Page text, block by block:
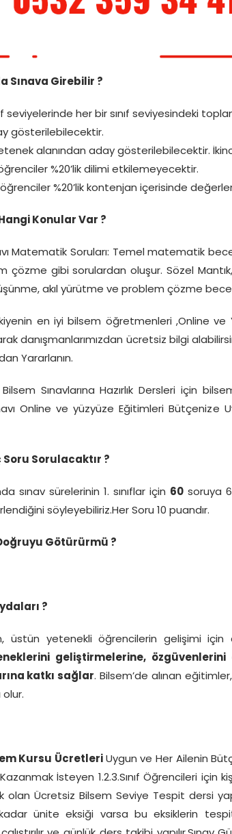
Sınava Girebilir ?
seviyelerinde her bir sınıf seviyesindeki
gösterilebilecektir.
alanından aday gösterilebilecektir.
%20’lik dilimi etkilemeyecektir.
%20’lik kontenjan içerisinde
Konular Var ?
Matematik Soruları: Temel matematik
çözme gibi sorulardan oluşur. Sözel
akıl yürütme ve problem çözme
en iyi bilsem öğretmenleri ,Online ve
danışmanlarımızdan ücretsiz bilgi
Yararlanın.
Sınavlarına Hazırlık Dersleri için
Online ve yüzyüze Eğitimleri Bütçenize
Soru Sorulacaktır ?
sınav sürelerinin 1. sınıflar için 60 soruya
söyleyebiliriz.Her Soru 10 puandır.
Götürürmü ?
?
üstün yetenekli öğrencilerin gelişimi için
geliştirmelerine, özgüvenlerini
katkı sağlar. Bilsem’de alınan
olur.
Kursu Ücretleri Uygun ve Her Ailenin
Kazanmak İsteyen 1.2.3.Sınıf Öğrencileri için
olan Ücretsiz Bilsem Seviye Tespit dersi
ünite eksiği varsa bu eksiklerin